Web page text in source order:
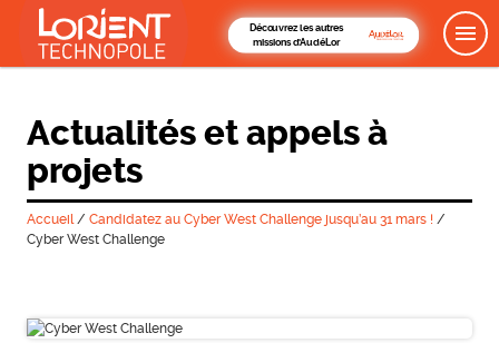
Découvrez les autres
missions d'AudéLor
Actualités et appels à
projets
Accueil/ Candidatez au Cyber West Challenge jusqu’au 31 mars ! /
Cyber West Challenge